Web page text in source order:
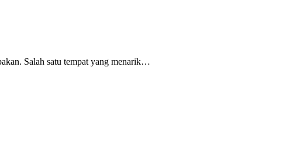
Salah satu tempat yang menarik…